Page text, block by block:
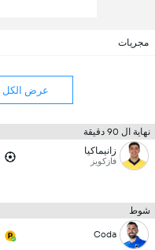
مجريات
عرض الكل
نهاية ال 90 دقيقة
زانيماكيا
فازكويز
شوط
Coda